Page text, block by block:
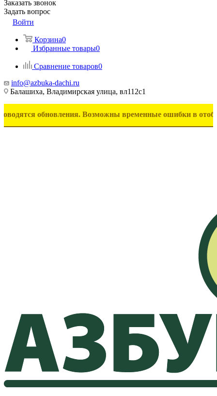
Заказать звонок
Задать вопрос
Войти
Корзина0
Избранные товары0
Сравнение товаров0
info@azbuka-dachi.ru
Балашиха, Владимирская улица, вл112с1
обновления. Возможны временные ошибки в отображении